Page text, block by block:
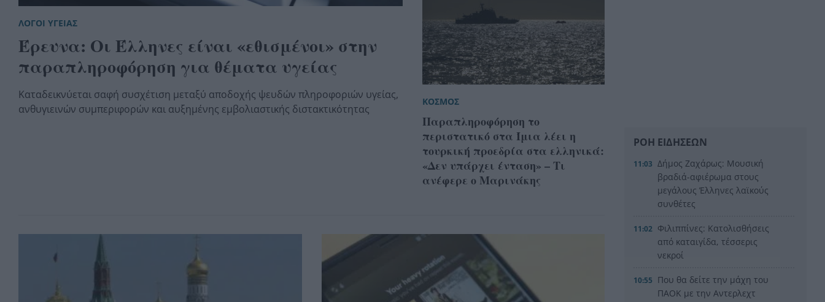
ΛΟΓΟΙ ΥΓΕΙΑΣ
Έρευνα: Οι Έλληνες είναι «εθισμένοι» στην
παραπληροφόρηση για θέματα υγείας
Καταδεικνύεται σαφή συσχέτιση μεταξύ αποδοχής ψευδών πληροφοριών υγείας,
ανθυγιεινών συμπεριφορών και αυξημένης εμβολιαστικής διστακτικότητας
ΚΟΣΜΟΣ
Παραπληροφόρηση το
περιστατικό στα Ίμια λέει η
τουρκική προεδρία στα ελληνικά:
«Δεν υπάρχει ένταση» – Τι
ανέφερε ο Μαρινάκης
ΡΟΗ ΕΙΔΗΣΕΩΝ
11:03 Δήμος Ζαχάρως: Μουσική
βραδιά-αφιέρωμα στους
μεγάλους Έλληνες λαϊκούς
συνθέτες
11:02 Φιλιππίνες: Κατολισθήσεις
από καταιγίδα, τέσσερις
νεκροί
10:55 Που θα δείτε την μάχη του
ΠΑΟΚ με την Αντερλεχτ